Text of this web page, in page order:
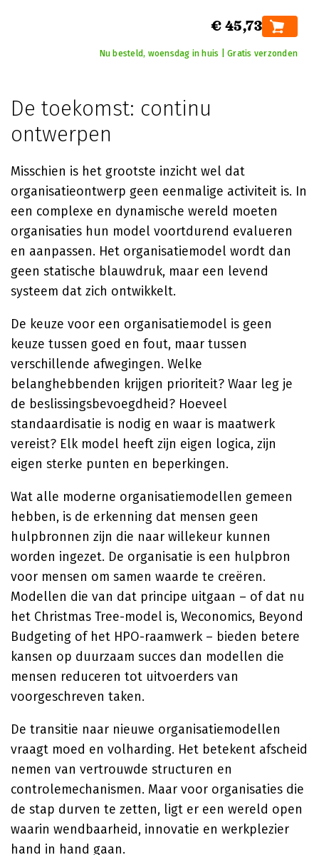
€ 45,73
Nu besteld, woensdag in huis | Gratis verzonden
De toekomst: continu
ontwerpen
Misschien is het grootste inzicht wel dat
organisatieontwerp geen eenmalige activiteit is. In
een complexe en dynamische wereld moeten
organisaties hun model voortdurend evalueren
en aanpassen. Het organisatiemodel wordt dan
geen statische blauwdruk, maar een levend
systeem dat zich ontwikkelt.
De keuze voor een organisatiemodel is geen
keuze tussen goed en fout, maar tussen
verschillende afwegingen. Welke
belanghebbenden krijgen prioriteit? Waar leg je
de beslissingsbevoegdheid? Hoeveel
standaardisatie is nodig en waar is maatwerk
vereist? Elk model heeft zijn eigen logica, zijn
eigen sterke punten en beperkingen.
Wat alle moderne organisatiemodellen gemeen
hebben, is de erkenning dat mensen geen
hulpbronnen zijn die naar willekeur kunnen
worden ingezet. De organisatie is een hulpbron
voor mensen om samen waarde te creëren.
Modellen die van dat principe uitgaan – of dat nu
het Christmas Tree-model is, Weconomics, Beyond
Budgeting of het HPO-raamwerk – bieden betere
kansen op duurzaam succes dan modellen die
mensen reduceren tot uitvoerders van
voorgeschreven taken.
De transitie naar nieuwe organisatiemodellen
vraagt moed en volharding. Het betekent afscheid
nemen van vertrouwde structuren en
controlemechanismen. Maar voor organisaties die
de stap durven te zetten, ligt er een wereld open
waarin wendbaarheid, innovatie en werkplezier
hand in hand gaan.